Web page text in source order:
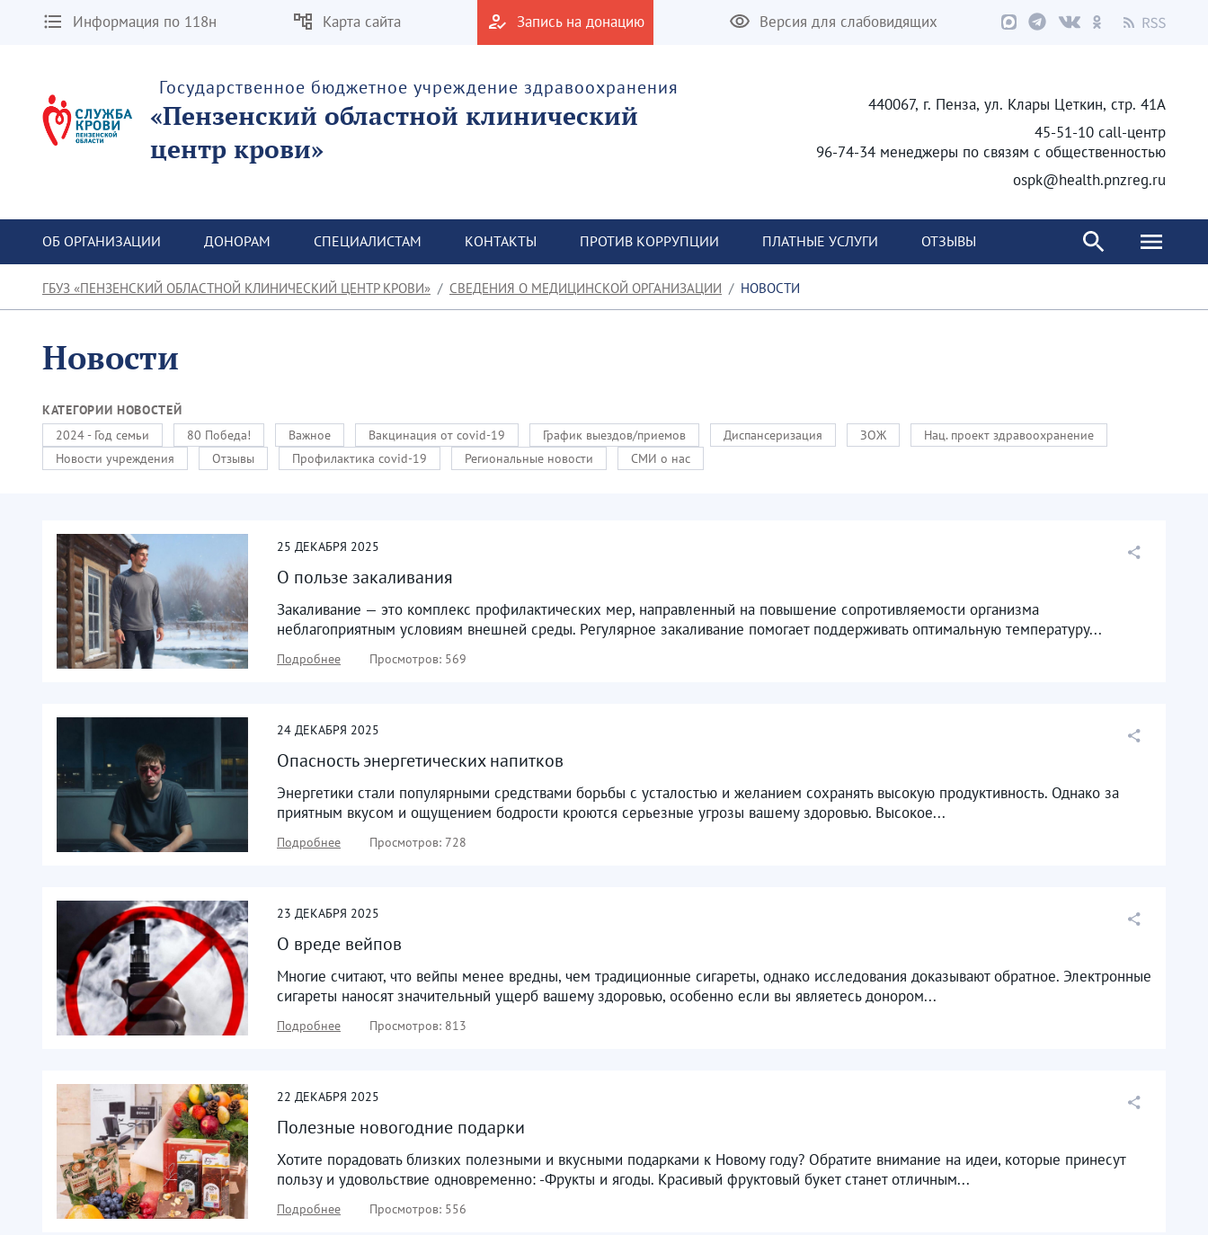
Информация по 118н Карта сайта Запись на донацию Версия для слабовидящих
Государственное бюджетное учреждение здравоохранения
«Пензенский областной клинический
центр крови»
440067, г. Пенза, ул. Клары Цеткин, стр. 41А
45-51-10 call-центр
96-74-34 менеджеры по связям с общественностью
ospk@health.pnzreg.ru
ОБ ОРГАНИЗАЦИИ ДОНОРАМ СПЕЦИАЛИСТАМ КОНТАКТЫ ПРОТИВ КОРРУПЦИИ ПЛАТНЫЕ УСЛУГИ ОТЗЫВЫ
ГБУЗ «ПЕНЗЕНСКИЙ ОБЛАСТНОЙ КЛИНИЧЕСКИЙ ЦЕНТР КРОВИ» СВЕДЕНИЯ О МЕДИЦИНСКОЙ ОРГАНИЗАЦИИ НОВОСТИ
Новости
КАТЕГОРИИ НОВОСТЕЙ
2024 - Год семьи
80 Победа! Важное Вакцинация от covid-19 График выездов/приемов Диспансеризация ЗОЖ
Нац. проект здравоохранение
Новости учреждения
Отзывы Профилактика covid-19 Региональные новости СМИ о нас
25 ДЕКАБРЯ 2025
О пользе закаливания
Закаливание — это комплекс профилактических мер, направленный на повышение сопротивляемости организма
неблагоприятным условиям внешней среды. Регулярное закаливание помогает поддерживать оптимальную температуру...
Подробнее Просмотров: 569
24 ДЕКАБРЯ 2025
Опасность энергетических напитков
Энергетики стали популярными средствами борьбы с усталостью и желанием сохранять высокую продуктивность. Однако за
приятным вкусом и ощущением бодрости кроются серьезные угрозы вашему здоровью. Высокое...
Подробнее Просмотров: 728
23 ДЕКАБРЯ 2025
О вреде вейпов
Многие считают, что вейпы менее вредны, чем традиционные сигареты, однако исследования доказывают обратное. Электронные
сигареты наносят значительный ущерб вашему здоровью, особенно если вы являетесь донором...
Подробнее Просмотров: 813
22 ДЕКАБРЯ 2025
Полезные новогодние подарки
Хотите порадовать близких полезными и вкусными подарками к Новому году? Обратите внимание на идеи, которые принесут
пользу и удовольствие одновременно: -Фрукты и ягоды. Красивый фруктовый букет станет отличным...
Подробнее Просмотров: 556